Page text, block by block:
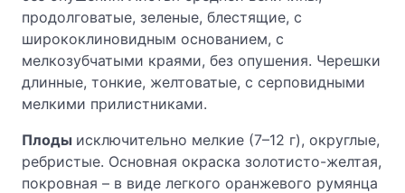
продолговатые, зеленые, блестящие, с
ширококлиновидным основанием, с
мелкозубчатыми краями, без опушения. Черешки
длинные, тонкие, желтоватые, с серповидными
мелкими прилистниками.
Плоды исключительно мелкие (7–12 г), округлые,
ребристые. Основная окраска золотисто-желтая,
покровная – в виде легкого оранжевого румянца